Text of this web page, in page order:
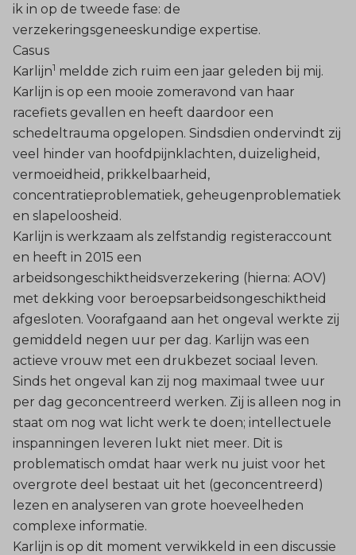
ik in op de tweede fase: de
verzekeringsgeneeskundige expertise.
Casus
Karlijn1 meldde zich ruim een jaar geleden bij mij.
Karlijn is op een mooie zomeravond van haar
racefiets gevallen en heeft daardoor een
schedeltrauma opgelopen. Sindsdien ondervindt zij
veel hinder van hoofdpijnklachten, duizeligheid,
vermoeidheid, prikkelbaarheid,
concentratieproblematiek, geheugenproblematiek
en slapeloosheid.
Karlijn is werkzaam als zelfstandig registeraccount
en heeft in 2015 een
arbeidsongeschiktheidsverzekering (hierna: AOV)
met dekking voor beroepsarbeidsongeschiktheid
afgesloten. Voorafgaand aan het ongeval werkte zij
gemiddeld negen uur per dag. Karlijn was een
actieve vrouw met een drukbezet sociaal leven.
Sinds het ongeval kan zij nog maximaal twee uur
per dag geconcentreerd werken. Zij is alleen nog in
staat om nog wat licht werk te doen; intellectuele
inspanningen leveren lukt niet meer. Dit is
problematisch omdat haar werk nu juist voor het
overgrote deel bestaat uit het (geconcentreerd)
lezen en analyseren van grote hoeveelheden
complexe informatie.
Karlijn is op dit moment verwikkeld in een discussie